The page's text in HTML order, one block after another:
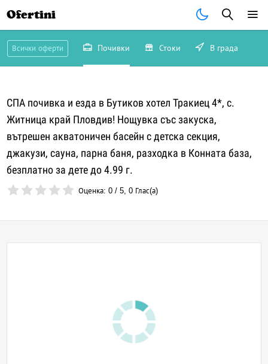
Ofertini
Всички оферти Почивки Стоки В града
СПА почивка и езда в Бутиков хотел Тракиец 4*, с.
Житница край Пловдив! Нощувка със закуска,
вътрешен акватоничен басейн с детска секция,
джакузи, сауна, парна баня, разходка в Конната база,
безплатно за дете до 4.99 г.
Оценка:0 /5,0 Глас(а)